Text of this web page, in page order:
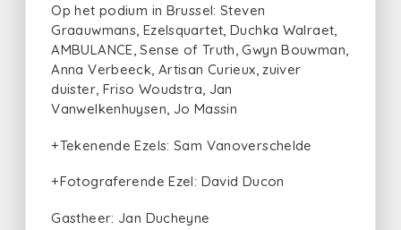
Op het podium in Brussel: Steven
Graauwmans, Ezelsquartet, Duchka Walraet,
AMBULANCE, Sense of Truth, Gwyn Bouwman,
Anna Verbeeck, Artisan Curieux, zuiver
duister, Friso Woudstra, Jan
Vanwelkenhuysen, Jo Massin
+Tekenende Ezels: Sam Vanoverschelde
+Fotograferende Ezel: David Ducon
Gastheer: Jan Ducheyne